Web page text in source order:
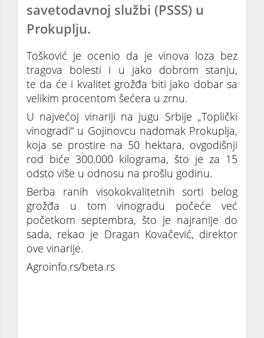
savetodavnoj službi (PSSS) u
Prokuplju.
Tošković je ocenio da je vinova loza bez
tragova bolesti i u jako dobrom stanju,
te da će i kvalitet grožđa biti jako dobar sa
velikim procentom šećera u zrnu.
U najvećoj vinariji na jugu Srbije „Toplički
vinogradi“ u Gojinovcu nadomak Prokuplja,
koja se prostire na 50 hektara, ovgodišnji
rod biće 300.000 kilograma, što je za 15
odsto više u odnosu na prošlu godinu.
Berba ranih visokokvalitetnih sorti belog
grožđa u tom vinogradu počeće već
početkom septembra, što je najranije do
sada, rekao je Dragan Kovačević, direktor
ove vinarije.
Agroinfo.rs/beta.rs